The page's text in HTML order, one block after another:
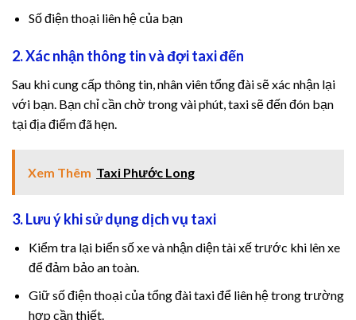
Số điện thoại liên hệ của bạn
2. Xác nhận thông tin và đợi taxi đến
Sau khi cung cấp thông tin, nhân viên tổng đài sẽ xác nhận lại
với bạn. Bạn chỉ cần chờ trong vài phút, taxi sẽ đến đón bạn
tại địa điểm đã hẹn.
Xem Thêm Taxi Phước Long
3. Lưu ý khi sử dụng dịch vụ taxi
Kiểm tra lại biển số xe và nhận diện tài xế trước khi lên xe
để đảm bảo an toàn.
Giữ số điện thoại của tổng đài taxi để liên hệ trong trường
hợp cần thiết.